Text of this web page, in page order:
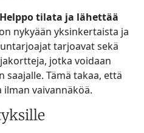
tilata ja lähettää
nykyään yksinkertaista ja
tarjoavat sekä
jotka voidaan
Tämä takaa, että
ilman vaivannäköä.